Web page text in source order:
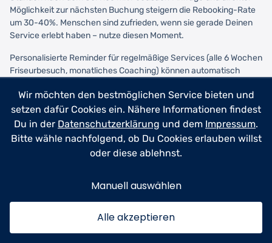
Möglichkeit zur nächsten Buchung steigern die Rebooking-Rate
um 30-40%. Menschen sind zufrieden, wenn sie gerade Deinen
Service erlebt haben – nutze diesen Moment.
Personalisierte Reminder für regelmäßige Services (alle 6 Wochen
Friseurbesuch, monatliches Coaching) können automatisch
schlägt proaktiv den nächsten Termin vor – inklusive direktem
Buchungslink mit Zahlung.
Analytics-getriebene Entscheidungen:
Moderne Buchungssysteme bieten umfassende Reportings.
Dienstleistungen kombinieren sie? Diese Insights helfen Dir, Dein
Angebot zu optimieren.
Wir möchten den bestmöglichen Service bieten und
setzen dafür Cookies ein. Nähere Informationen findest
Du in der Datenschutzerklärung und dem Impressum.
Bitte wähle nachfolgend, ob Du Cookies erlauben willst
oder diese ablehnst.
Manuell auswählen
Alle akzeptieren